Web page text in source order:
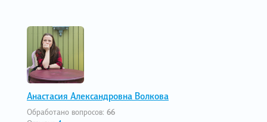
Анастасия Александровна Волкова
Обработано вопросов: 66